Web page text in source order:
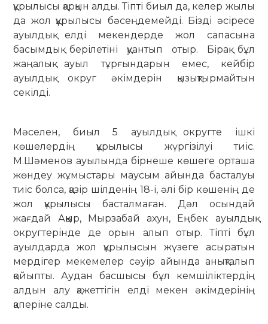
құрылысы қарқын алды. Тіпті биыл да, келер жылы
да жол құрылысы бәсеңдемейді. Бізді әсіресе
ауылдық елді мекендерде жол сапасына
басымдық берілетіні қуантып отыр. Бірақ бұл
жаңалық ауыл тұрғындарын емес, кейбір
ауылдық округ әкімдерін қызықтырмайтын
секілді.
Мәселен, биыл 5 ауылдық округте ішкі
көшелердің құрылысы жүргізілуі тиіс.
М.Шәменов ауылында бірнеше көшеге орташа
жөндеу жұмыстары маусым айында басталуы
тиіс болса, қазір шілденің 18-і, әлі бір көшенің де
жол құрылысы басталмаған. Дәл осындай
жағдай Аққыр, Мырзабай ахун, Еңбек ауылдық
округтерінде де орын алып отыр. Тіпті бұл
ауылдарда жол құрылысын жүзеге асыратын
мердігер мекемелер сәуір айында анықталып
қойыпты. Аудан басшысы бұл кемшіліктердің
алдын алу қажеттігін елді мекен әкімдерінің
қаперіне салды.